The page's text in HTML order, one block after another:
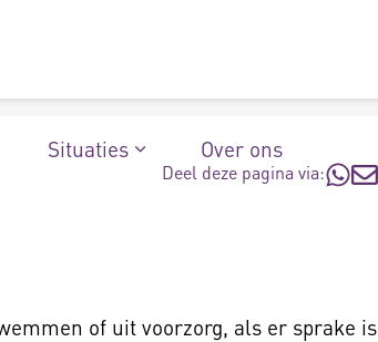
Situaties Over ons
Deel deze pagina via:
of uit voorzorg, als er sprake is